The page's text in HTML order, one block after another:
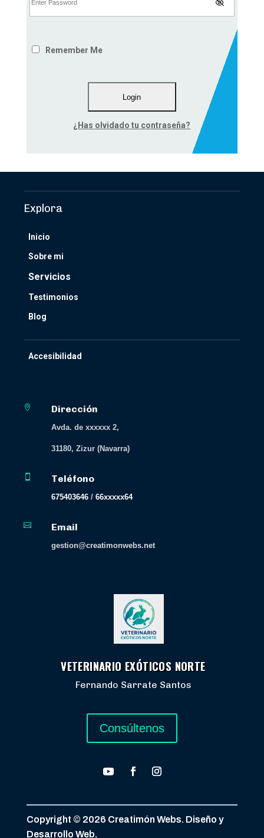
Remember Me
¿Has olvidado tu contraseña?
Explora
Inicio
Sobre mi
Servicios
Testimonios
Blog
Accesibilidad
 Dirección
Avda. de xxxxxx 2,
31180, Zizur (Navarra)
 Teléfono
675403646 /66xxxxx64
 Email
gestion@creatimonwebs.net
VETERINARIO EXÓTICOS NORTE
Fernando Sarrate Santos
Consúltenos
Copyright © 2026 Creatimón Webs. Diseño y
Desarrollo Web.